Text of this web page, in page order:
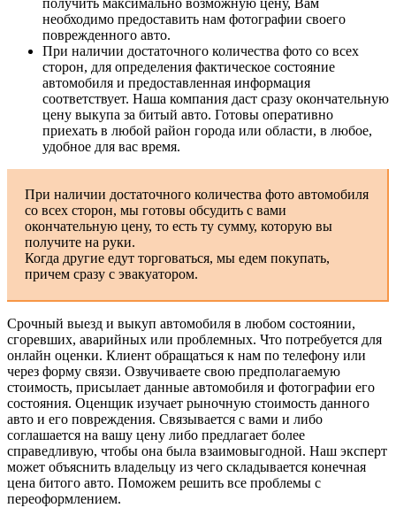
получить максимально возможную цену, Вам
необходимо предоставить нам фотографии своего
поврежденного авто.
При наличии достаточного количества фото со всех
сторон, для определения фактическое состояние
автомобиля и предоставленная информация
соответствует. Наша компания даст сразу окончательную
цену выкупа за битый авто. Готовы оперативно
приехать в любой район города или области, в любое,
удобное для вас время.
При наличии достаточного количества фото автомобиля
со всех сторон, мы готовы обсудить с вами
окончательную цену, то есть ту сумму, которую вы
получите на руки.
Когда другие едут торговаться, мы едем покупать,
причем сразу с эвакуатором.
Срочный выезд и выкуп автомобиля в любом состоянии,
сгоревших, аварийных или проблемных. Что потребуется для
онлайн оценки. Клиент обращаться к нам по телефону или
через форму связи. Озвучиваете свою предполагаемую
стоимость, присылает данные автомобиля и фотографии его
состояния. Оценщик изучает рыночную стоимость данного
авто и его повреждения. Связывается с вами и либо
соглашается на вашу цену либо предлагает более
справедливую, чтобы она была взаимовыгодной. Наш эксперт
может объяснить владельцу из чего складывается конечная
цена битого авто. Поможем решить все проблемы с
переоформлением.